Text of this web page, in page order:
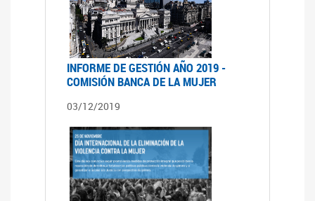
INFORME DE GESTIÓN AÑO 2019 -
COMISIÓN BANCA DE LA MUJER
03/12/2019